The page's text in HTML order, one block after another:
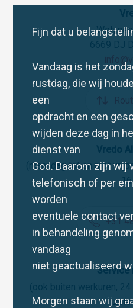
Fijn dat u
Vandaag is het
rustdag, die wij
een
opdracht en een
wijden deze dag in
dienst van
God. Daarom zijn wij
telefonisch of per
worden
eventuele contact
in behandeling
vandaag
niet geactualiseerd
Morgen staan wij
6669 DJ
Vredo
(maandag tot en met
+31
Service
(ook buiten werkuren,